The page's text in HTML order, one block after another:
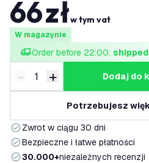
66złw tym vat
W magazynie
Order before 22:00,
Zmniejsz ilość
- Zwiększ ilość
+ dodaj do
Potrzebujesz
Zwrot w ciągu 30 dni
Bezpieczne i łatwe płatności
30.000+niezależnych recenzji